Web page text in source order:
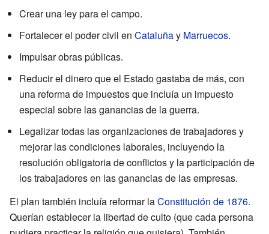
Crear una ley para el campo.
Fortalecer el poder civil en Cataluñay Marruecos.
Impulsar obras públicas.
Reducir el dinero que el Estado gastaba de más, con
una reforma de impuestos que incluía un impuesto
especial sobre las ganancias de la guerra.
Legalizar todas las organizaciones de trabajadores y
mejorar las condiciones laborales, incluyendo la
resolución obligatoria de conflictos y la participación de
los trabajadores en las ganancias de las empresas.
El plan también incluía reformar laConstitución de 1876.
Querían establecer la libertad de culto (que cada persona